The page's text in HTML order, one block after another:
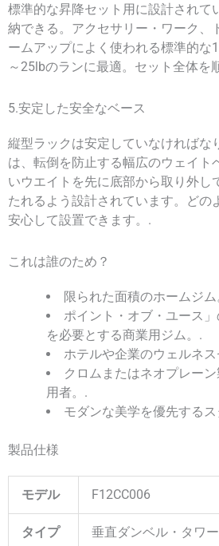
標準的な昇降セット用に設計されて
納できる。アクセサリー・ワーク、
ームアップによく使われる標準的な
～25lbのランに最適。セット全体を
5.安定した安全なベース
縦型ラックは安定していなければな
は、転倒を防止する幅広のウェイト
いウエイトを先に底部から取り外し
たれるよう設計されています。どの
安心して設置できます。.
これは誰のため？
限られた面積のホームジム
ポイント・オブ・ユース
を必要とする商業用ジム。.
ホテルや企業のウェルネ
クロムまたはネオプレー
用者。.
モダンな美学を優先する
製品仕様
モデル F12CC006
タイプ 垂直ダンベル・タワー